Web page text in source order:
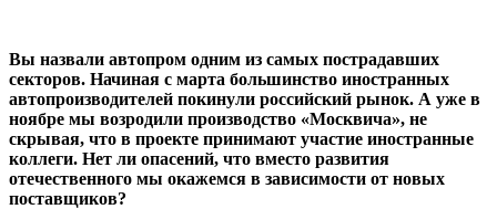
Вы назвали автопром одним из самых пострадавших
секторов. Начиная с марта большинство иностранных
автопроизводителей покинули российский рынок. А уже в
ноябре мы возродили производство «Москвича», не
скрывая, что в проекте принимают участие иностранные
коллеги. Нет ли опасений, что вместо развития
отечественного мы окажемся в зависимости от новых
поставщиков?